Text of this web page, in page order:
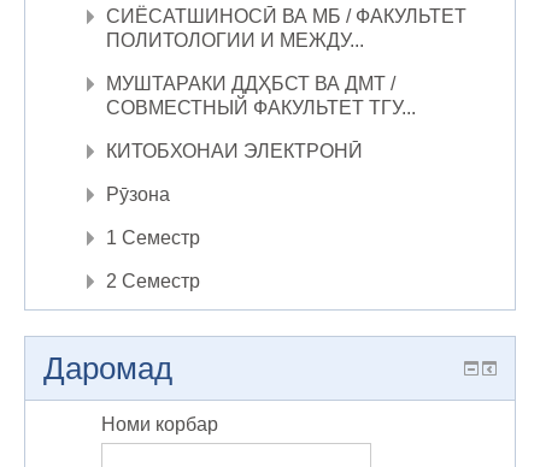
СИЁСАТШИНОСӢ ВА МБ / ФАКУЛЬТЕТ
ПОЛИТОЛОГИИ И МЕЖДУ...
МУШТАРАКИ ДДҲБСТ ВА ДМТ /
СОВМЕСТНЫЙ ФАКУЛЬТЕТ ТГУ...
КИТОБХОНАИ ЭЛЕКТРОНӢ
Рӯзона
1 Семестр
2 Семестр
Даромад
Номи корбар